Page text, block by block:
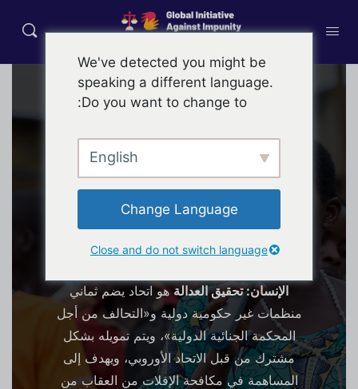
إنجاح العدالة
ما هي المبادرة العالمية لمكافحة الإفلات
من العقاب؟
المبادرة العالمية لمكافحة الإفلات من العقاب
الإنسان: تحقيق العدالةهو اتحاد يضم ثماني
منظمات غير حكومية دولية و«التحالف من أجل
المحكمة الجنائية الدولية»، ويتم تمويله بشكل
مشترك من قبل الاتحاد الأوروبي، ويهدف إلى
المساهمة في مكافحة الإفلات من العقاب من
We've detected you might be
speaking a different language.
Do you want to change to:
English
Change Language
Close and do not switch language